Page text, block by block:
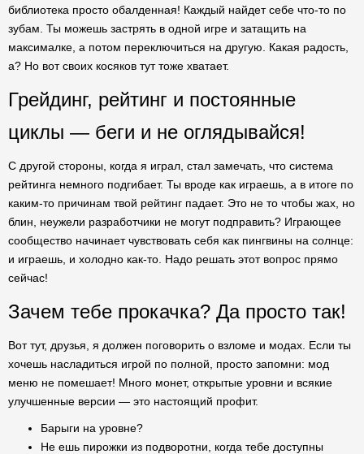
библиотека просто обалденная! Каждый найдет себе что-то по
зубам. Ты можешь застрять в одной игре и затащить на
максималке, а потом переключиться на другую. Какая радость,
а? Но вот своих косяков тут тоже хватает.
Грейдинг, рейтинг и постоянные
циклы — беги и не оглядывайся!
С другой стороны, когда я играл, стал замечать, что система
рейтинга немного подгибает. Ты вроде как играешь, а в итоге по
каким-то причинам твой рейтинг падает. Это не то чтобы жах, но
блин, неужели разработчики не могут подправить? Играющее
сообщество начинает чувствовать себя как пингвины на солнце:
и играешь, и холодно как-то. Надо решать этот вопрос прямо
сейчас!
Зачем тебе прокачка? Да просто так!
Вот тут, друзья, я должен поговорить о взломе и модах. Если ты
хочешь насладиться игрой по полной, просто запомни: мод
меню не помешает! Много монет, открытые уровни и всякие
улучшенные версии — это настоящий профит.
Барыги на уровне?
Не ешь пирожки из подворотни, когда тебе доступны